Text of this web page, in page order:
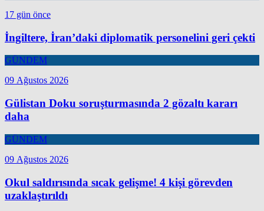
17 gün önce
İngiltere, İran’daki diplomatik personelini geri çekti
GÜNDEM
09 Ağustos 2026
Gülistan Doku soruşturmasında 2 gözaltı kararı
daha
GÜNDEM
09 Ağustos 2026
Okul saldırısında sıcak gelişme! 4 kişi görevden
uzaklaştırıldı